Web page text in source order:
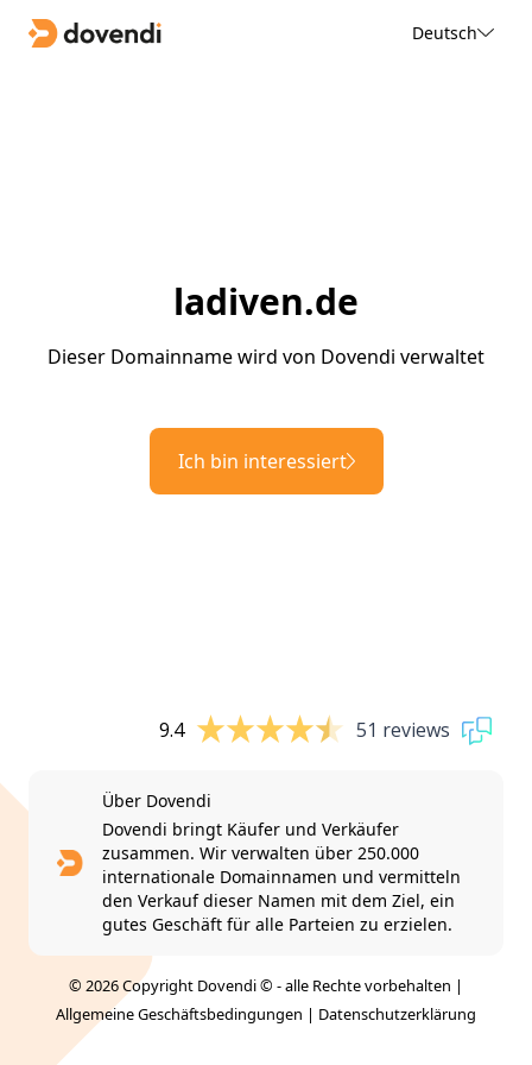
Deutsch
ladiven.de
Dieser Domainname wird von Dovendi verwaltet
Ich bin interessiert
9.4 51 reviews
Über Dovendi
Dovendi bringt Käufer und Verkäufer
zusammen. Wir verwalten über 250.000
internationale Domainnamen und vermitteln
den Verkauf dieser Namen mit dem Ziel, ein
gutes Geschäft für alle Parteien zu erzielen.
© 2026 Copyright Dovendi © - alle Rechte vorbehalten |
Allgemeine Geschäftsbedingungen | Datenschutzerklärung